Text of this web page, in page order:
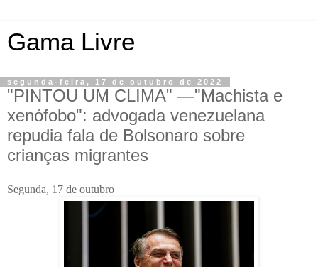
Gama Livre
segunda-feira, 17 de outubro de 2022
"PINTOU UM CLIMA" —"Machista e
xenófobo": advogada venezuelana
repudia fala de Bolsonaro sobre
crianças migrantes
Segunda, 17 de outubro